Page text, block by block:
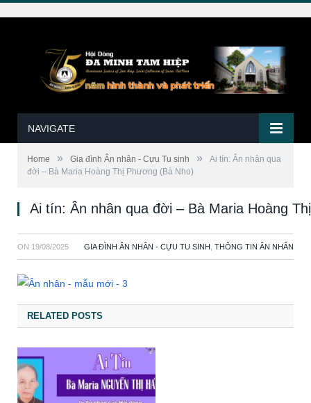
NAVIGATE
Home » Gia đình Ân nhân - Cựu Tu sinh »
Ai tín: Ân nhân qua
đời – Bà Maria Hoàng Thị Phương (Bà Nho)
Ai tín: Ân nhân qua đời – Bà Maria Hoàng
ON 19/08/2025 GIA ĐÌNH ÂN NHÂN - CỰU TU SINH THÔNG TIN ÂN NHÂN
RELATED POSTS